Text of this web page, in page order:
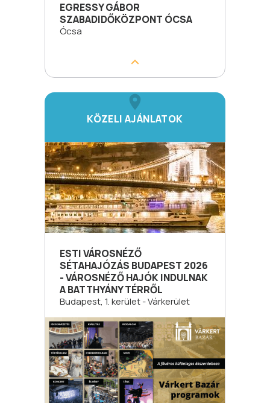
EGRESSY GÁBOR
SZABADIDŐKÖZPONT ÓCSA
Ócsa
KÖZELI AJÁNLATOK
ESTI VÁROSNÉZŐ
SÉTAHAJÓZÁS BUDAPEST 2026
- VÁROSNÉZŐ HAJÓK INDULNAK
A BATTHYÁNY TÉRRŐL
Budapest, 1. kerület - Várkerület